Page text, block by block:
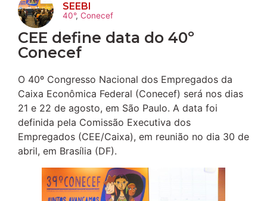
SEEBI
40°, Conecef
CEE define data do 40º
Conecef
O 40º Congresso Nacional dos Empregados da
Caixa Econômica Federal (Conecef) será nos dias
21 e 22 de agosto, em São Paulo. A data foi
definida pela Comissão Executiva dos
Empregados (CEE/Caixa), em reunião no dia 30 de
abril, em Brasília (DF).